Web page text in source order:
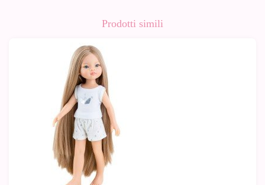
Prodotti simili